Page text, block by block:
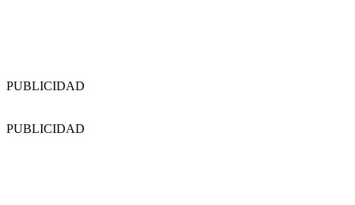
PUBLICIDAD
PUBLICIDAD